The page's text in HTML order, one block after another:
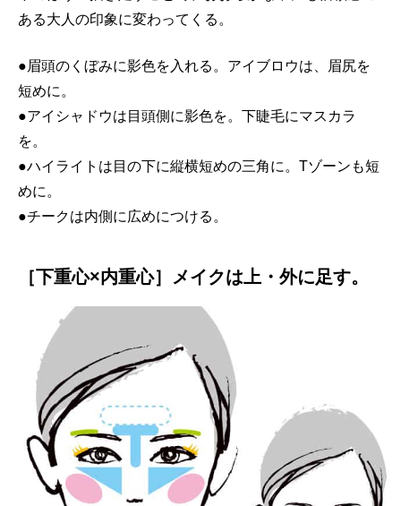
ある大人の印象に変わってくる。
●眉頭のくぼみに影色を入れる。アイブロウは、眉尻を
短めに。
●アイシャドウは目頭側に影色を。下睫毛にマスカラ
を。
●ハイライトは目の下に縦横短めの三角に。Tゾーンも短
めに。
●チークは内側に広めにつける。
［下重心×内重心］メイクは上・外に足す。